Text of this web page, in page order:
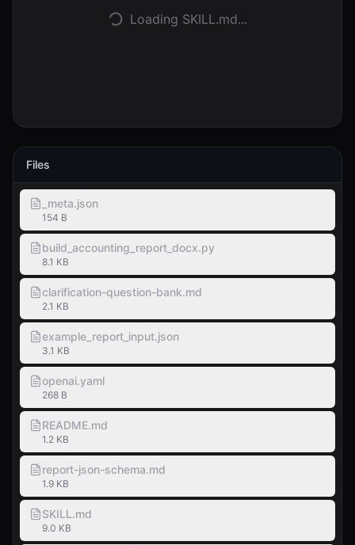
Loading SKILL.md...
Files
_meta.json
154 B
build_accounting_report_docx.py
8.1 KB
clarification-question-bank.md
2.1 KB
example_report_input.json
3.1 KB
openai.yaml
268 B
README.md
1.2 KB
report-json-schema.md
1.9 KB
SKILL.md
9.0 KB